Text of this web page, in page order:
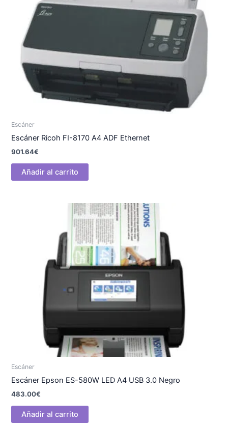
Escáner
Escáner Ricoh FI-8170 A4 ADF Ethernet
901.64€
Añadir al carrito
Escáner
Escáner Epson ES-580W LED A4 USB 3.0 Negro
483.00€
Añadir al carrito